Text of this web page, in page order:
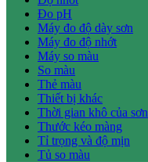
Đo pH
Máy đo độ dày sơn
Máy đo độ nhớt
Máy so màu
So màu
Thẻ màu
Thiết bị khác
Thời gian khô của sơn
Thước kéo màng
Tỉ trọng và độ mịn
Tủ so màu